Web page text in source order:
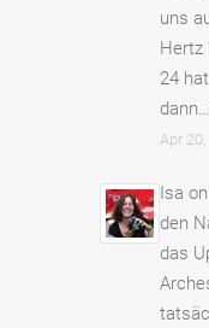
uns
Hertz
24
dann…
Apr
Isa on
den
das